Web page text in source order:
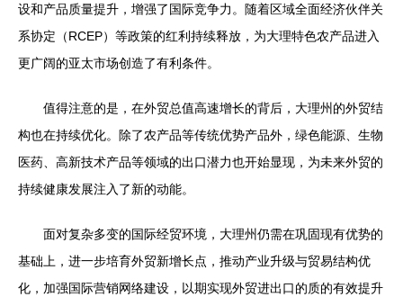
设和产品质量提升，增强了国际竞争力。随着区域全面经济伙伴关
系协定（RCEP）等政策的红利持续释放，为大理特色农产品进入
更广阔的亚太市场创造了有利条件。
值得注意的是，在外贸总值高速增长的背后，大理州的外贸结
构也在持续优化。除了农产品等传统优势产品外，绿色能源、生物
医药、高新技术产品等领域的出口潜力也开始显现，为未来外贸的
持续健康发展注入了新的动能。
面对复杂多变的国际经贸环境，大理州仍需在巩固现有优势的
基础上，进一步培育外贸新增长点，推动产业升级与贸易结构优
化，加强国际营销网络建设，以期实现外贸进出口的质的有效提升